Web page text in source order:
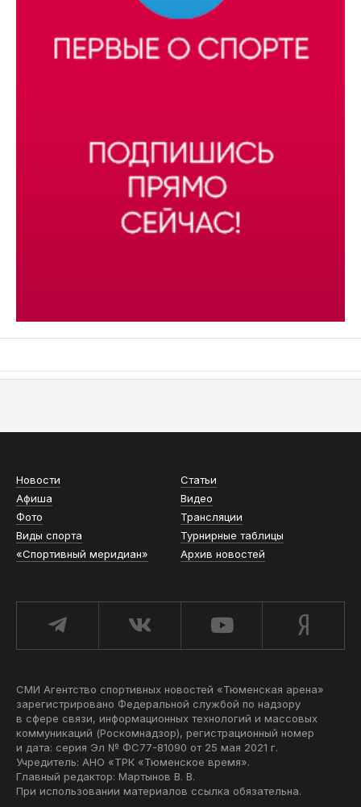
Новости
Статьи
Афиша
Видео
Фото
Трансляции
Виды спорта
Турнирные таблицы
«Спортивный меридиан»
Архив новостей
СМИ Агентство спортивных новостей «Тюменская арена»
зарегистрировано Федеральной службой по надзору
в сфере связи, информационных технологий и массовых
коммуникаций (Роскомнадзор), регистрационный номер
и дата: серия Эл № ФС77-81090 от 25 мая 2021 г.
Учредитель: АНО «ТРК «Тюменское время».
Главный редактор: Мартынов В. В.
При использовании материалов ссылка обязательна.